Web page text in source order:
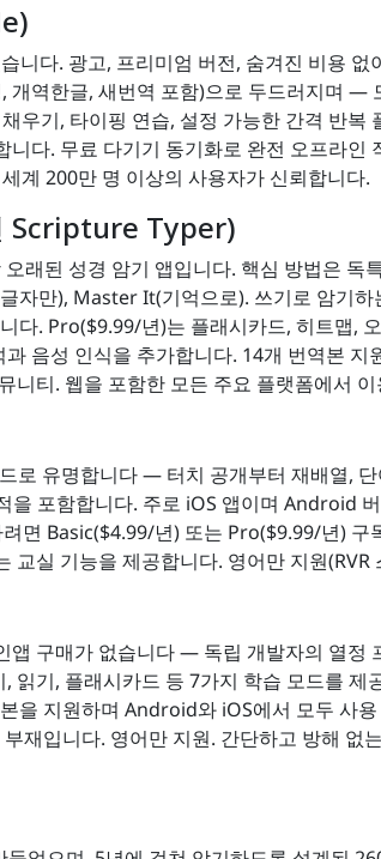
니다. 광고, 프리미엄 버전, 숨겨진 비용 없
개역한글, 새번역 포함)으로 두드러지며 —
우기, 타이핑 연습, 설정 가능한 간격 반복
니다. 무료 다기기 동기화로 완전 오프라인
계 200만 명 이상의 사용자가 신뢰합니다.
Scripture Typer)
래된 성경 암기 앱입니다. 핵심 방법은 독
자만), Master It(기억으로). 쓰기로 암기하
다. Pro($9.99/년)는 플래시카드, 히트맵,
음성 인식을 추가합니다. 14개 번역본 지
니티. 웹을 포함한 모든 주요 플랫폼에서
로 유명합니다 — 터치 공개부터 재배열,
을 포함합니다. 주로 iOS 앱이며 Android
면 Basic($4.99/년) 또는 Pro($9.99/년) 구
교실 기능을 제공합니다. 영어만 지원(RVR
앱 구매가 없습니다 — 독립 개발자의 열정
읽기, 플래시카드 등 7가지 학습 모드를 제
을 지원하며 Android와 iOS에서 모두 사
재입니다. 영어만 지원. 간단하고 방해 없